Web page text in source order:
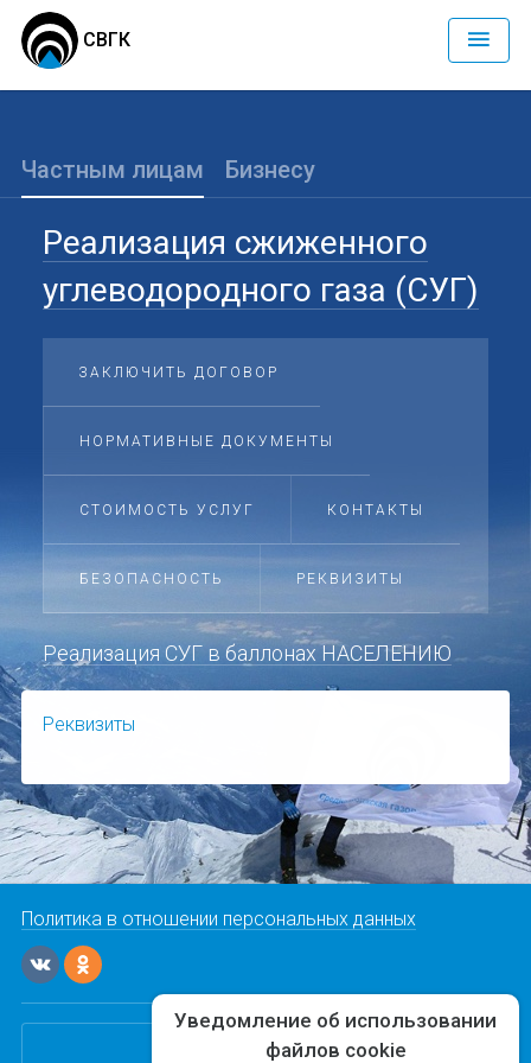
СВГК
Частным лицам Бизнесу
Реализация сжиженного
углеводородного газа (СУГ)
ЗАКЛЮЧИТЬ ДОГОВОР
НОРМАТИВНЫЕ ДОКУМЕНТЫ
СТОИМОСТЬ УСЛУГ КОНТАКТЫ
БЕЗОПАСНОСТЬ РЕКВИЗИТЫ
Реализация СУГ в баллонах НАСЕЛЕНИЮ
Реквизиты
Политика в отношении персональных данных
"Команда-А"
Уведомление об использовании
файлов cookie